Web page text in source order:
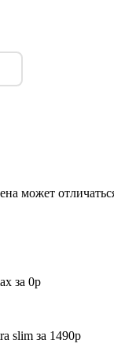
может
за 0р
slim за 1490р